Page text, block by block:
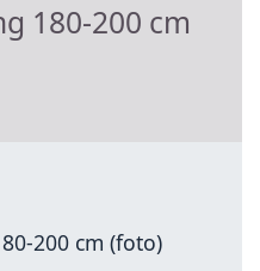
180-200 cm
200 cm (foto)